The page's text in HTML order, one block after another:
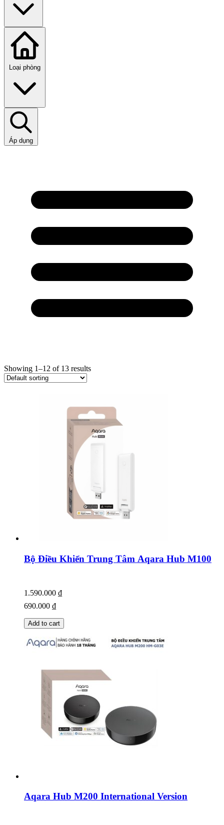
Loại phòng
Áp dụng
Showing 1–12 of 13 results
Bộ Điều Khiển Trung Tâm Aqara Hub M100
1.590.000 ₫
690.000 ₫
Add to cart
Aqara Hub M200 International Version